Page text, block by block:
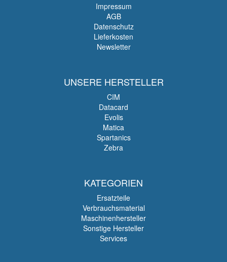
Impressum
AGB
Datenschutz
Lieferkosten
Newsletter
UNSERE HERSTELLER
CIM
Datacard
Evolis
Matica
Spartanics
Zebra
KATEGORIEN
Ersatzteile
Verbrauchsmaterial
Maschinenhersteller
Sonstige Hersteller
Services